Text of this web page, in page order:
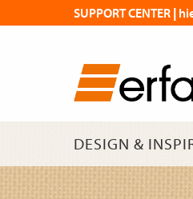
DESIGN &
SUPPORT CENTER |